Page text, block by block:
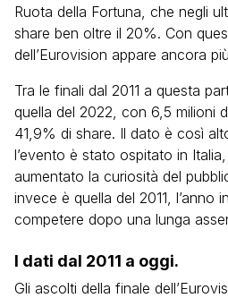
Ruota della Fortuna, che negli
share ben oltre il 20%. Con
dell’Eurovision appare ancora
Tra le finali dal 2011 a questa
quella del 2022, con 6,5 milioni
41,9% di share. Il dato è così
l’evento è stato ospitato in
aumentato la curiosità del
invece è quella del 2011, l’anno
competere dopo una lunga
I dati dal 2011 a oggi.
Gli ascolti della finale